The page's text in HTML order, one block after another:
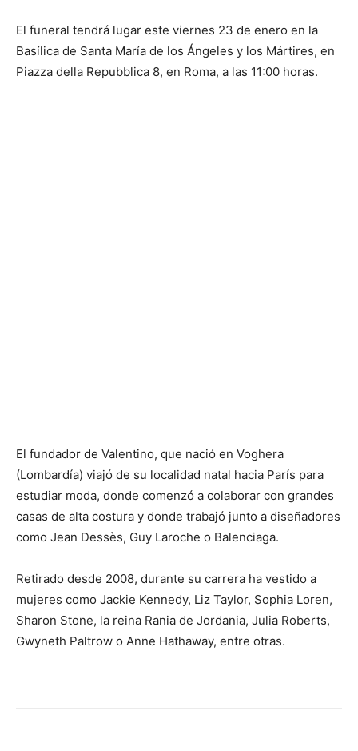
El funeral tendrá lugar este viernes 23 de enero en la
Basílica de Santa María de los Ángeles y los Mártires, en
Piazza della Repubblica 8, en Roma, a las 11:00 horas.
El fundador de Valentino, que nació en Voghera
(Lombardía) viajó de su localidad natal hacia París para
estudiar moda, donde comenzó a colaborar con grandes
casas de alta costura y donde trabajó junto a diseñadores
como Jean Dessès, Guy Laroche o Balenciaga.
Retirado desde 2008, durante su carrera ha vestido a
mujeres como Jackie Kennedy, Liz Taylor, Sophia Loren,
Sharon Stone, la reina Rania de Jordania, Julia Roberts,
Gwyneth Paltrow o Anne Hathaway, entre otras.